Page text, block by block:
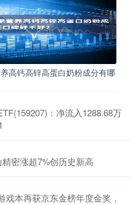
高钙高锌高蛋白奶粉成分有哪
：净流入1288.68万
密涨超7%创历史新高
本再获京东金榜年度金奖，